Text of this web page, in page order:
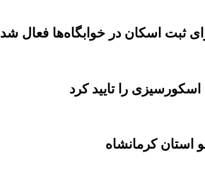
ثبت اسکان در خوابگاه‌ها فعال شد
را تایید کرد
استان کرمانشاه